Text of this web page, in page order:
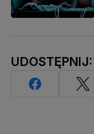
UDOSTĘPNIJ: